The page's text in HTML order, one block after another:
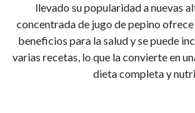
llevado su popularidad a nuevas
concentrada de jugo de pepino
beneficios para la salud y se puede
varias recetas, lo que la convierte en
dieta completa y